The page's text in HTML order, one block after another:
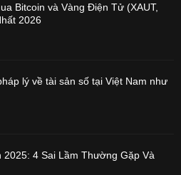
Bitcoin và Vàng Điện Tử (XAUT,
2026
lý về tài sản số tại Việt Nam như
2025: 4 Sai Lầm Thường Gặp Và